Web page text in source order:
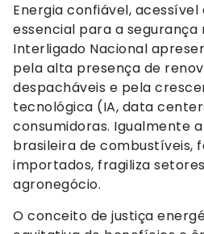
Energia confiável,
essencial para a segurança
Interligado Nacional
pela alta presença de
despacháveis e pela
tecnológica (IA, data
consumidoras. Igualmente
brasileira de combustíveis,
importados, fragiliza
agronegócio.
O conceito de justiça